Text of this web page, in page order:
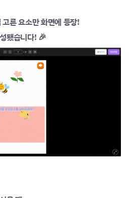
른 요소만 화면에 등장!
됐습니다! 🎉